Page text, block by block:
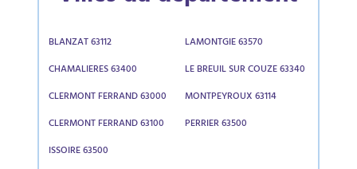
BLANZAT 63112
CHAMALIERES 63400
CLERMONT FERRAND 63000
CLERMONT FERRAND 63100
ISSOIRE 63500
LAMONTGIE 63570
LE BREUIL SUR COUZE 63340
MONTPEYROUX 63114
PERRIER 63500